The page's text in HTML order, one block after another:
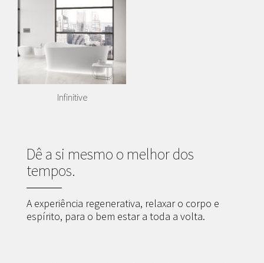
Infinitive
Dê a si mesmo o melhor dos
tempos.
A experiência regenerativa, relaxar o corpo e
espírito, para o bem estar a toda a volta.